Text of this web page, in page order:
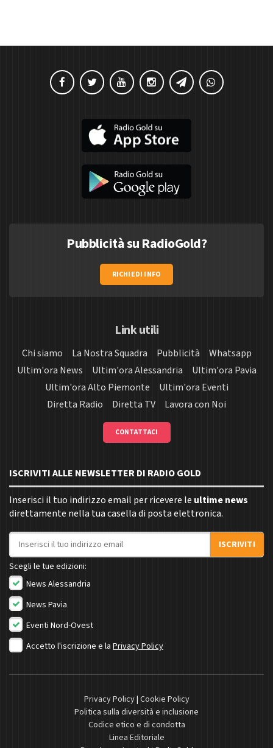
Pubblicità su RadioGold?
RICHIEDI INFO
Link utili
Chi siamo La Nostra Squadra Pubblicità
Whatsapp
Ultim'ora News
Ultim'ora Alessandria
Ultim'ora Pavia
Ultim'ora Alto Piemonte
Ultim'ora Eventi
Diretta Radio
Diretta TV Lavora con Noi
CONTATTACI
ISCRIVITI ALLE NEWSLETTER DI RADIO GOLD
Inserisci il tuo indirizzo email per ricevere le ultime news
direttamente nella tua casella di posta elettronica.
Indirizzo email
ISCRIVITI
Scegli le tue edizioni:
News Alessandria
News Pavia
Eventi Nord-Ovest
Accetto l'iscrizione e la Privacy Policy
Privacy Policy| Cookie Policy
Politica sulla diversità e inclusione
Codice etico e di condotta
Linea Editoriale